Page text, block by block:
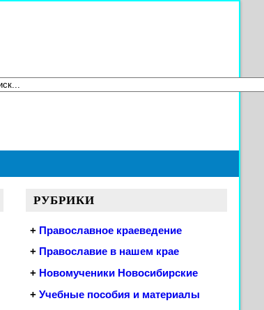
РУБРИКИ
+ Православное краеведение
+ Православие в нашем крае
+ Новомученики Новосибирские
+ Учебные пособия и материалы